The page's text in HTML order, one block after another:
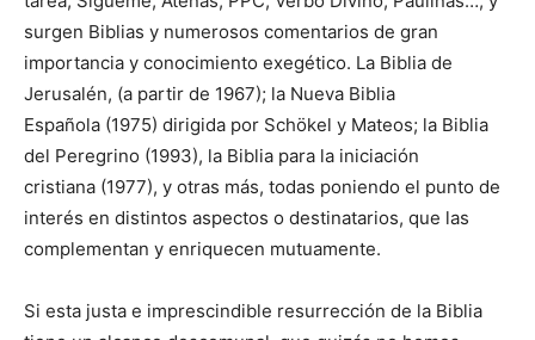
surgen Biblias y numerosos comentarios de gran
importancia y conocimiento exegético. La Biblia de
Jerusalén, (a partir de 1967); la Nueva Biblia
Española (1975) dirigida por Schökel y Mateos; la Biblia
del Peregrino (1993), la Biblia para la iniciación
cristiana (1977), y otras más, todas poniendo el punto de
interés en distintos aspectos o destinatarios, que las
complementan y enriquecen mutuamente.
Si esta justa e imprescindible resurrección de la Biblia